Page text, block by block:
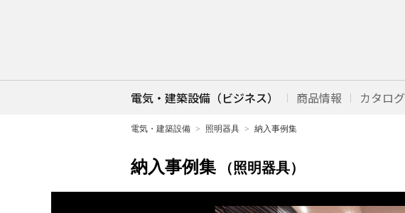
電気・建築設備（ビジネス） 商品情報 カタログ
電気・建築設備 照明器具 納入事例集
納入事例集 （照明器具）